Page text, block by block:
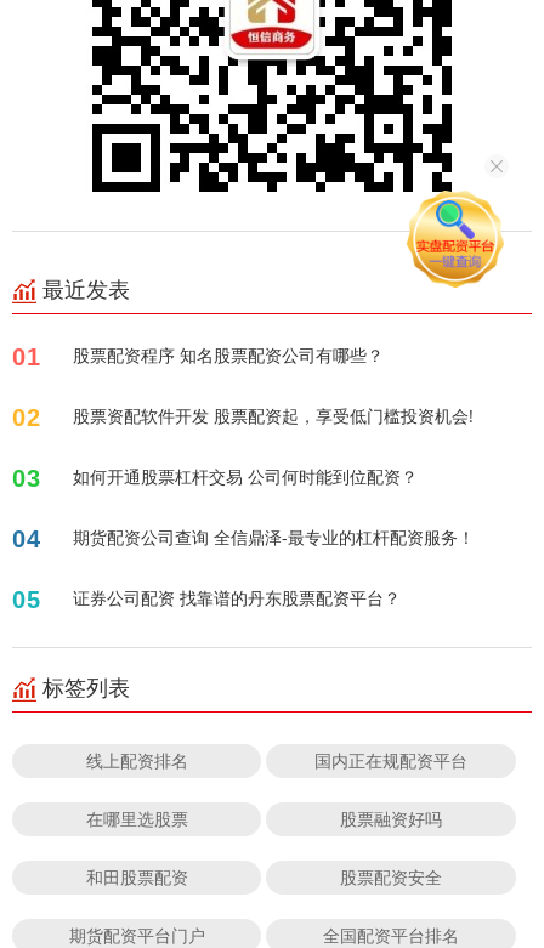
最近发表
01 股票配资程序 知名股票配资公司有哪些？
02 股票资配软件开发 股票配资起，享受低门槛投资机会!
03 如何开通股票杠杆交易 公司何时能到位配资？
04 期货配资公司查询 全信鼎泽-最专业的杠杆配资服务！
05 证券公司配资 找靠谱的丹东股票配资平台？
标签列表
线上配资排名 国内正在规配资平台
在哪里选股票 股票融资好吗
和田股票配资 股票配资安全
期货配资平台门户 全国配资平台排名